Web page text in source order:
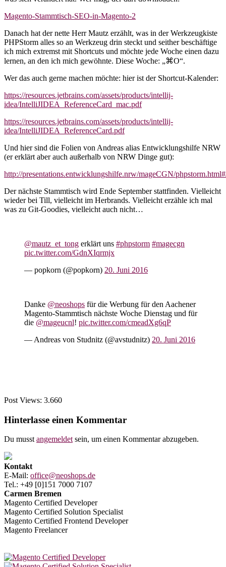
Magento-Stammtisch-SEO-in-Magento-2
Danach hat der nette Herr Mautz erzählt, was in der Werkzeugkiste
PHPStorm alles so an Werkzeug drin steckt und seither beschäftige
ich mich extremst mit Shortcuts und möchte jede Woche einen dazu
lernen, an den ich mich gewöhnte. Diese Woche: „⌘O“.
Wer das auch gerne machen möchte: hier ist der Shortcut-Kalender:
https://resources.jetbrains.com/assets/products/intellij-
idea/IntelliJIDEA_ReferenceCard_mac.pdf
https://resources.jetbrains.com/assets/products/intellij-
idea/IntelliJIDEA_ReferenceCard.pdf
Und hier sind die Folien von Andreas alias Entwicklungshilfe NRW
(er erklärt aber auch außerhalb von NRW Dinge gut):
http://presentations.entwicklungshilfe.nrw/mageCGN/
Der nächste Stammtisch wird Ende September stattfinden. Vielleicht
wieder bei Till, vielleicht im Herbrands. Vielleicht erzähle ich mal
was zu Git-Goodies, vielleicht auch nicht…
@mautz_et_tong erklärt uns #phpstorm #magecgn
pic.twitter.com/GdnXIqrmjx
— popkorn (@popkorn) 20. Juni 2016
Danke @neoshops für die Werbung für den Aachener
Magento-Stammtisch nächste Woche Dienstag und für
die @mageucnl! pic.twitter.com/cmeadXg6qP
— Andreas von Studnitz (@avstudnitz) 20. Juni 2016
Post Views: 3.660
Hinterlasse einen Kommentar
Du musst angemeldet sein, um einen Kommentar abzugeben.
Kontakt
E-Mail: office@neoshops.de
Tel.: +49 [0]151 7000 7107
Carmen Bremen
Magento Certified Developer
Magento Certified Solution Specialist
Magento Certified Frontend Developer
Magento Freelancer